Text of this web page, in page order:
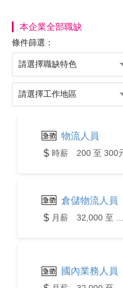
本企業全部職缺
條件篩選：
物流人員
時薪 200 至 300
倉儲物流人員
國內業務人員